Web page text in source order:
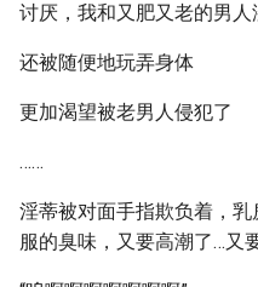
讨厌，我和又肥又老的男人
还被随便地玩弄身体
更加渴望被老男人侵犯了
……
淫蒂被对面手指欺负着，
服的臭味，又要高潮了…又